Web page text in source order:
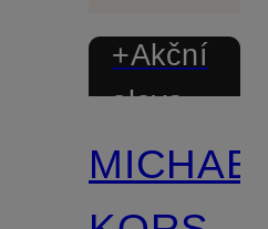
+Akční
sleva
MICHAEL